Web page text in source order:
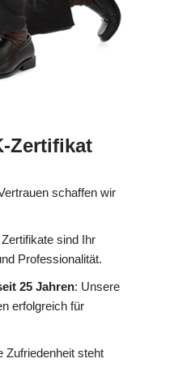
Zertifikat
schaffen wir
sind Ihr
Professionalität.
25 Jahren: Unsere
erfolgreich für
Zufriedenheit steht